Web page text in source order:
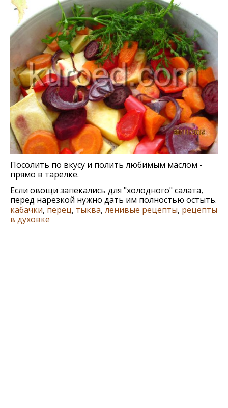
Посолить по вкусу и полить любимым маслом -
прямо в тарелке.
Если овощи запекались для "холодного" салата,
перед нарезкой нужно дать им полностью остыть.
кабачки, перец, тыква, ленивые рецепты, рецепты
в духовке